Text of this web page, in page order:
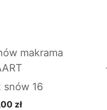
snów 16
zł